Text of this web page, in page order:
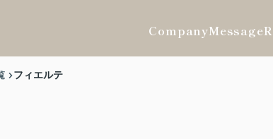
CompanyMessage
フィエルテ